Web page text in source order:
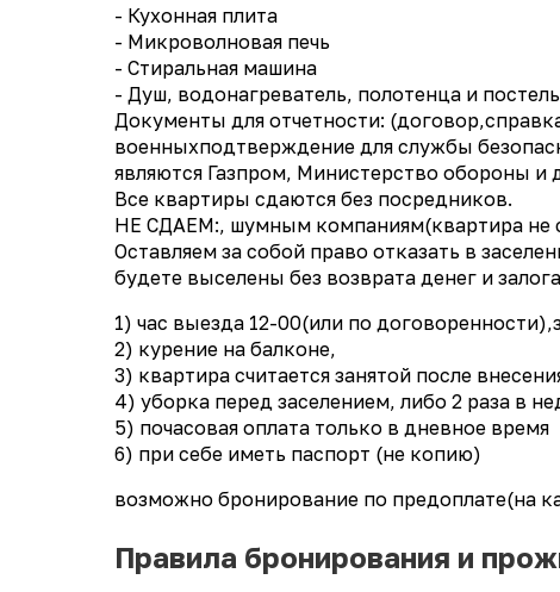
- Кухонная плита
- Микроволновая печь
- Стиральная машина
- Душ, водонагреватель, полотенца и
Документы для отчетности:
военныхподтверждение для службы
являются Газпром, Министерство обороны и
Все квартиры сдаются без посредников.
НЕ СДАЕМ:, шумным компаниям(квартира не
Оставляем за собой право отказать в
будете выселены без возврата денег и
1) час выезда 12-00(или по
2) курение на балконе,
3) квартира считается занятой после
4) уборка перед заселением, либо 2 раза в
5) почасовая оплата только в дневное время
6) при себе иметь паспорт (не копию)
возможно бронирование по предоплате(на
Правила бронирования и